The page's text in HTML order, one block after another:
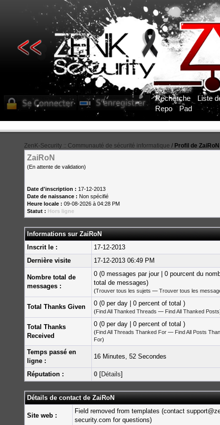
Recherche
Liste
Repo
Pad
ZenK-Security :: Communauté de sécurité informatique / Profil de ZaiRoN
ZaiRoN
(En attente de validation)
Date d'inscription : 17-12-2013
Date de naissance : Non spécifié
Heure locale : 09-08-2026 à 04:28 PM
Statut : Hors ligne
Informations sur ZaiRoN
Inscrit le :
17-12-2013
Dernière visite
17-12-2013 06:49 PM
Nombre total de
messages :
0 (0 messages par jour | 0 pourcent du
total de messages)
(Trouver tous les sujets — Trouver tous les
Total Thanks Given 0 (0 per day | 0 percent of total )
(Find All Thanked Threads — Find All Thanked Posts
Total Thanks
Received
0 (0 per day | 0 percent of total )
(Find All Threads Thanked For — Find All Posts
For)
Temps passé en
ligne :
16 Minutes, 52 Secondes
Réputation : 0 [Détails]
Détails de contact de ZaiRoN
Site web :
Field removed from templates (contact
security.com for questions)